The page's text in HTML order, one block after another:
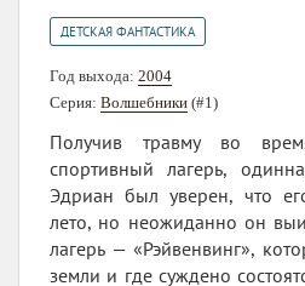
ДЕТСКАЯ ФАНТАСТИКА
Год выхода: 2004
Серия: Волшебники (#1)
Получив травму во
спортивный лагерь,
Эдриан был уверен, что
лето, но неожиданно он
лагерь — «Рэйвенвинг»,
земли и где суждено